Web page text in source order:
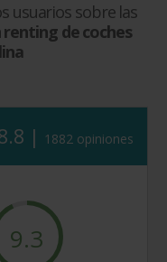
usuarios sobre las
renting de coches
| 1882 opiniones
9.3